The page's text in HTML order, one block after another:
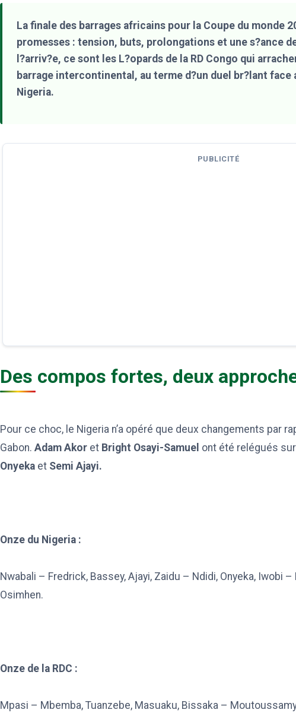
La finale des barrages africains pour la Coupe du monde
promesses : tension, buts, prolongations et une s?ance
l?arriv?e, ce sont les L?opards de la RD Congo qui
barrage intercontinental, au terme d?un duel br?lant face
Nigeria.
PUBLICITÉ
Des compos fortes, deux
Pour ce choc, le Nigeria n’a opéré que deux changements par
Gabon. Adam Akor et Bright Osayi-Samuel ont été relégués
Onyeka et Semi Ajayi.
Onze du Nigeria :
Nwabali – Fredrick, Bassey, Ajayi, Zaidu – Ndidi, Onyeka, Iwobi
Osimhen.
Onze de la RDC :
Mpasi – Mbemba, Tuanzebe, Masuaku, Bissaka –